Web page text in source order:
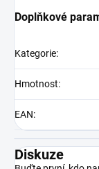
Doplňkové
Kategorie:
Hmotnost:
EAN:
Diskuze